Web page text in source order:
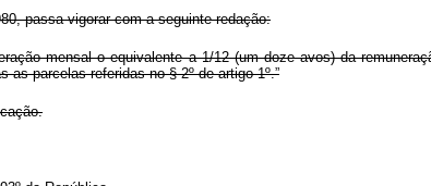
passa vigorar com a seguinte redação:
mensal o equivalente a 1/12 (um doze avos) da
parcelas referidas no § 2º de artigo 1º.”